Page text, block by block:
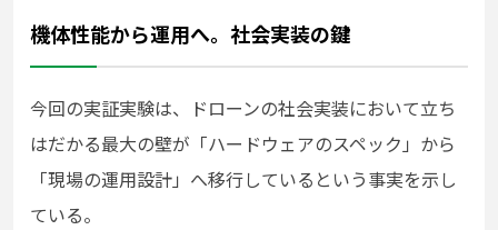
機体性能から運用へ。社会実装の鍵
今回の実証実験は、ドローンの社会実装において立ち
はだかる最大の壁が「ハードウェアのスペック」から
「現場の運用設計」へ移行しているという事実を示し
ている。